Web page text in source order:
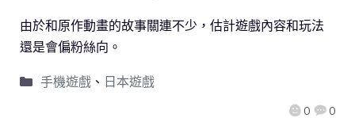
0 0
由於和原作動畫的故事關連不少，估計遊戲內容和玩法
還是會偏粉絲向。
手機遊戲、 日本遊戲